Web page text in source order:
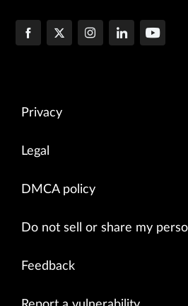
Privacy
Legal
DMCA policy
Do not sell or share my
Feedback